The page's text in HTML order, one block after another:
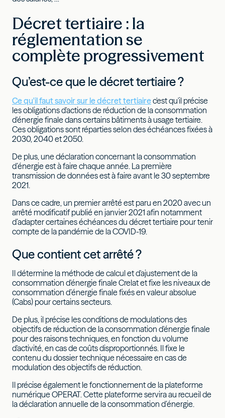
Décret tertiaire : la
réglementation se
complète progressivement
Qu’est-ce que le décret tertiaire ?
Ce qu'il faut savoir sur le décret tertiairec'est qu'il précise
les obligations d'actions de réduction de la consommation
d'énergie finale dans certains bâtiments à usage tertiaire.
Ces obligations sont réparties selon des échéances fixées à
2030, 2040 et 2050.
De plus, une déclaration concernant la consommation
d’énergie est à faire chaque année. La première
transmission de données est à faire avant le 30 septembre
2021.
Dans ce cadre, un premier arrêté est paru en 2020 avec un
arrêté modificatif publié en janvier 2021 afin notamment
d’adapter certaines échéances du décret tertiaire pour tenir
compte de la pandémie de la COVID-19.
Que contient cet arrêté ?
Il détermine la méthode de calcul et d'ajustement de la
consommation d'énergie finale Crelat et fixe les niveaux de
consommation d’énergie finale fixés en valeur absolue
(Cabs) pour certains secteurs.
De plus, il précise les conditions de modulations des
objectifs de réduction de la consommation d'énergie finale
pour des raisons techniques, en fonction du volume
d'activité, en cas de coûts disproportionnés. Il fixe le
contenu du dossier technique nécessaire en cas de
modulation des objectifs de réduction.
Il précise également le fonctionnement de la plateforme
numérique OPERAT. Cette plateforme servira au recueil de
la déclaration annuelle de la consommation d’énergie.